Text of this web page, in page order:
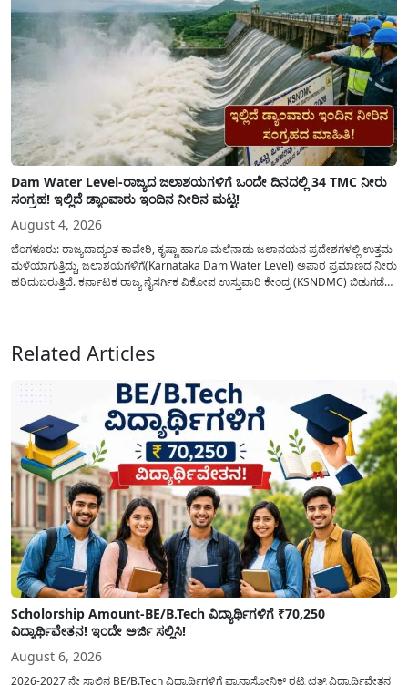
Dam Water Level-ರಾಜ್ಯದ ಜಲಾಶಯಗಳಿಗೆ ಒಂದೇ ದಿನದಲ್ಲಿ 34 TMC ನೀರು
ಸಂಗ್ರಹ! ಇಲ್ಲಿದೆ ಡ್ಯಾಂವಾರು ಇಂದಿನ ನೀರಿನ ಮಟ್ಟ!
August 4, 2026
ಬೆಂಗಳೂರು: ರಾಜ್ಯದಾದ್ಯಂತ ಕಾವೇರಿ, ಕೃಷ್ಣಾ ಹಾಗೂ ಮಲೆನಾಡು ಜಲಾನಯನ ಪ್ರದೇಶಗಳಲ್ಲಿ ಉತ್ತಮ
ಮಳೆಯಾಗುತ್ತಿದ್ದು, ಜಲಾಶಯಗಳಿಗೆ(Karnataka Dam Water Level) ಅಪಾರ ಪ್ರಮಾಣದ ನೀರು
ಹರಿದುಬರುತ್ತಿದೆ. ಕರ್ನಾಟಕ ರಾಜ್ಯ ನೈಸರ್ಗಿಕ ವಿಕೋಪ ಉಸ್ತುವಾರಿ ಕೇಂದ್ರ (KSNDMC) ಬಿಡುಗಡೆ
Related Articles
Scholorship Amount-BE/B.Tech ವಿದ್ಯಾರ್ಥಿಗಳಿಗೆ ₹70,250
ವಿದ್ಯಾರ್ಥಿವೇತನ! ಇಂದೇ ಅರ್ಜಿ ಸಲ್ಲಿಸಿ!
August 6, 2026
2026-2027 ನೇ ಸಾಲಿನ BE/B.Tech ವಿದ್ಯಾರ್ಥಿಗಳಿಗೆ ಪ್ಯಾನಾಸೋನಿಕ್ ರಟ್ಟಿ ಛತ್ರ್ ವಿದ್ಯಾರ್ಥಿವೇತನ